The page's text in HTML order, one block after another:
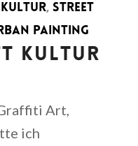
KULTUR, STREET
PAINTING
KULTUR
Art,
ich